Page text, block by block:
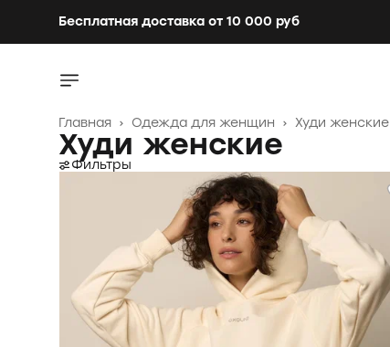
Бесплатная доставка от 10 000 руб
Худи женские
Одежда для женщин ›
Главная ›
Худи женские
Фильтры